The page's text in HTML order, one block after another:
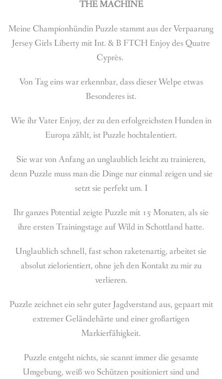
THE MACHINE
Meine Championhündin Puzzle stammt aus der Verpaarung
Jersey Girls Liberty mit Int. & B FTCH Enjoy des Quatre
Cyprès.
Von Tag eins war erkennbar, dass dieser Welpe etwas
Besonderes ist.
Wie ihr Vater Enjoy, der zu den erfolgreichsten Hunden in
Europa zählt, ist Puzzle hochtalentiert.
Sie war von Anfang an unglaublich leicht zu trainieren,
denn Puzzle muss man die Dinge nur einmal zeigen und sie
setzt sie perfekt um. I
Ihr ganzes Potential zeigte Puzzle mit 15 Monaten, als sie
ihre ersten Trainingstage auf Wild in Schottland hatte.
Unglaublich schnell, fast schon raketenartig, arbeitet sie
absolut zielorientiert, ohne jeh den Kontakt zu mir zu
verlieren.
Puzzle zeichnet ein sehr guter Jagdverstand aus, gepaart mit
extremer Geländehärte und einer großartigen
Markierfähigkeit.
Puzzle entgeht nichts, sie scannt immer die gesamte
Umgebung, weiß wo Schützen positioniert sind und